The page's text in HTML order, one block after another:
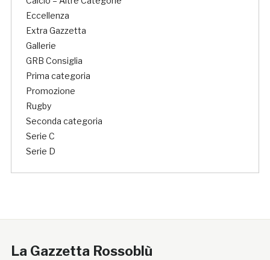
Eccellenza
Extra Gazzetta
Gallerie
GRB Consiglia
Prima categoria
Promozione
Rugby
Seconda categoria
Serie C
Serie D
La Gazzetta Rossoblù